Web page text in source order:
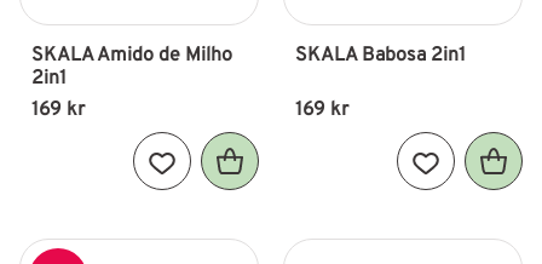
SKALA Amido de Milho
2in1
169 kr
Lägg till i favoriter
SKALA Babosa 2in1
169 kr
Lägg till i